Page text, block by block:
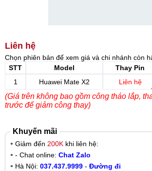
Liên hệ
Chọn phiên bản để xem giá và chi nhánh còn
STT
Model Thay Pin
1
Huawei Mate X2 Liên hệ
(Giá trên không bao gồm công tháo lắp,
trước để giảm công thay)
Khuyến mãi
Giảm đến 200K khi liên hệ:
- Chat online: Chat Zalo
Hà Nội: 037.437.9999 - Đường đi